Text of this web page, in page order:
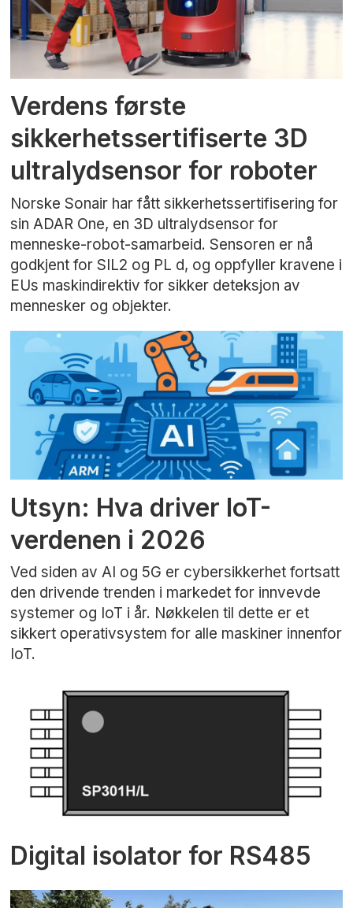
Verdens første
sikkerhetssertifiserte 3D
ultralydsensor for roboter
Norske Sonair har fått sikkerhetssertifisering for
sin ADAR One, en 3D ultralydsensor for
menneske-robot-samarbeid. Sensoren er nå
godkjent for SIL2 og PL d, og oppfyller kravene i
EUs maskindirektiv for sikker deteksjon av
mennesker og objekter.
Utsyn: Hva driver IoT-
verdenen i 2026
Ved siden av AI og 5G er cybersikkerhet fortsatt
den drivende trenden i markedet for innvevde
systemer og IoT i år. Nøkkelen til dette er et
sikkert operativsystem for alle maskiner innenfor
IoT.
Digital isolator for RS485